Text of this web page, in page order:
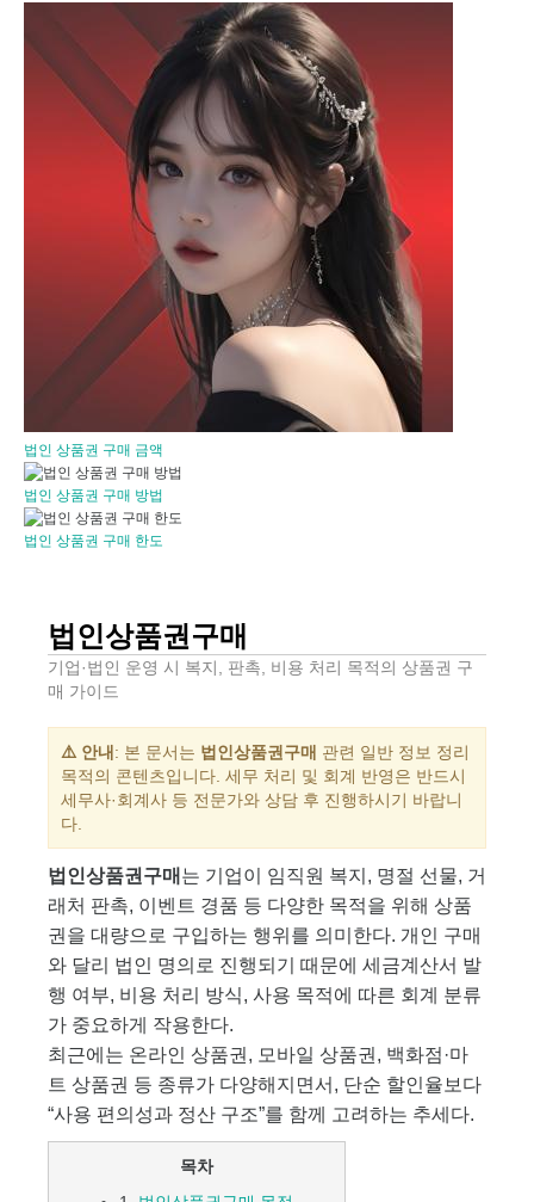
법인 상품권 구매 금액
법인 상품권 구매 방법
법인 상품권 구매 한도
법인상품권구매
기업·법인 운영 시 복지, 판촉, 비용 처리 목적의 상품권 구
매 가이드
⚠️ 안내 : 본 문서는 법인상품권구매 관련 일반 정보 정리
목적의 콘텐츠입니다. 세무 처리 및 회계 반영은 반드시
세무사·회계사 등 전문가와 상담 후 진행하시기 바랍니
다.
법인상품권구매 는 기업이 임직원 복지, 명절 선물, 거
래처 판촉, 이벤트 경품 등 다양한 목적을 위해 상품
권을 대량으로 구입하는 행위를 의미한다. 개인 구매
와 달리 법인 명의로 진행되기 때문에 세금계산서 발
행 여부, 비용 처리 방식, 사용 목적에 따른 회계 분류
가 중요하게 작용한다.
최근에는 온라인 상품권, 모바일 상품권, 백화점·마
트 상품권 등 종류가 다양해지면서, 단순 할인율보다
“사용 편의성과 정산 구조”를 함께 고려하는 추세다.
목차